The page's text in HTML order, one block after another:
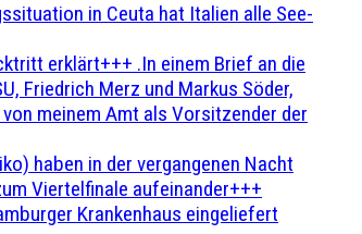
in Ceuta hat Italien alle See-
erklärt+++ .In einem Brief an die
Friedrich Merz und Markus Söder,
meinem Amt als Vorsitzender der
haben in der vergangenen Nacht
Viertelfinale aufeinander+++
Krankenhaus eingeliefert